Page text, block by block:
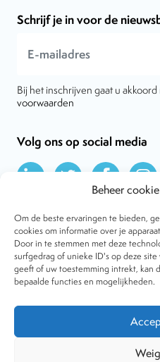
Beheer
Om de beste ervaringen te bieden,
cookies om informatie over je
Door in te stemmen met deze
surfgedrag of unieke ID's op deze
geeft of uw toestemming intrekt, kan
bepaalde functies en mogelijkheden.
Schrijf je in voor de
Bij het inschrijven gaat u
voorwaarden
Volg ons op social media
Over VtdK
Contact
Nieuws
Behandelwijzen
Dossiers
Tijdschrift